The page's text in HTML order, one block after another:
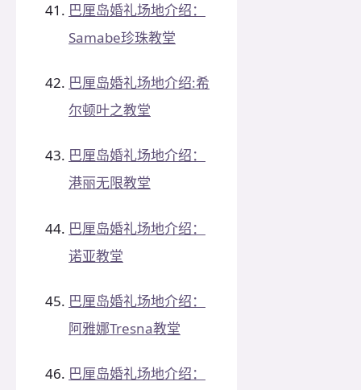
巴厘岛婚礼场地介绍：
Samabe珍珠教堂
巴厘岛婚礼场地介绍:希
尔顿叶之教堂
巴厘岛婚礼场地介绍：
港丽无限教堂
巴厘岛婚礼场地介绍：
诺亚教堂
巴厘岛婚礼场地介绍：
阿雅娜Tresna教堂
巴厘岛婚礼场地介绍：